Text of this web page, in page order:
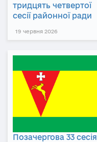
тридцять четвертої
сесії районної ради
19 червня 2026
Позачергова 33 сесія